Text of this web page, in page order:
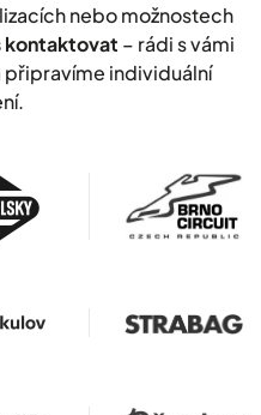
nebo možnostech
kontaktovat – rádi s vámi
individuální